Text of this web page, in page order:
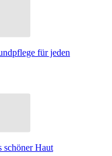
für jeden
schöner Haut